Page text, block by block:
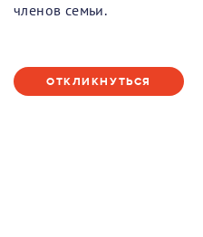
членов семьи.
ОТКЛИКНУТЬСЯ